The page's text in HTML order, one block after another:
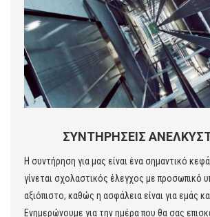
ΣΥΝΤΗΡΉΣΕΙΣ
Η συντήρηση για μας είναι ένα σημαντικό
γίνεται σχολαστικός έλεγχος με προσωπικό
αξιόπιστο, καθώς η ασφάλεια είναι για εμάς
Ενημερώνουμε για την ημέρα που θα σας